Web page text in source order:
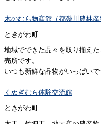
木のむら物産館（都幾川農林産
ときがわ町
地域でできた品々を取り揃え
売所です。
いつも新鮮な品物がいっぱい
くぬぎむら体験交流館
ときがわ町